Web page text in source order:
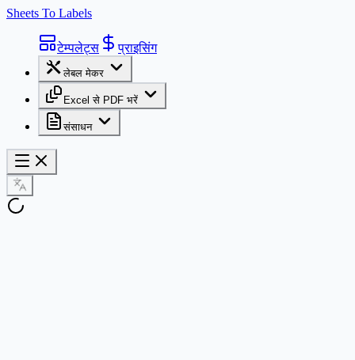
Sheets To Labels
टेम्पलेट्स प्राइसिंग
लेबल मेकर
Excel से PDF भरें
संसाधन